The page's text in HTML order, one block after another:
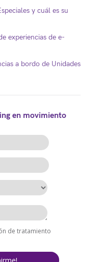
y cuál es su
experiencias de e-
a bordo de Unidades
en movimiento